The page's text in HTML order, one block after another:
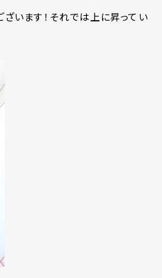
います！それでは上に昇ってい